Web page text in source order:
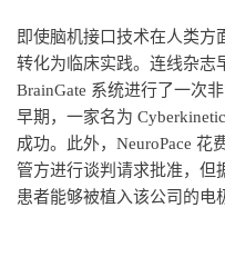
即使脑机接口技术在人类方
转化为临床实践。连线杂志
BrainGate 系统进行了一次
早期，一家名为
成功。此外，NeuroPace 花
管方进行谈判请求批准，但
患者能够被植入该公司的电